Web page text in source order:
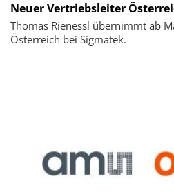
Neuer Vertriebsleiter
Thomas Rienessl übernimmt ab
Österreich bei Sigmatek.